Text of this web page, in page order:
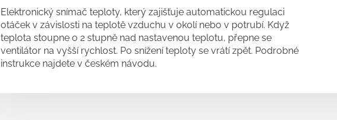
Elektronický snímač teploty, který zajišťuje automatickou regulaci
otáček v závislosti na teplotě vzduchu v okolí nebo v potrubí. Když
teplota stoupne o 2 stupně nad nastavenou teplotu, přepne se
ventilátor na vyšší rychlost. Po snížení teploty se vrátí zpět. Podrobné
instrukce najdete v českém návodu.